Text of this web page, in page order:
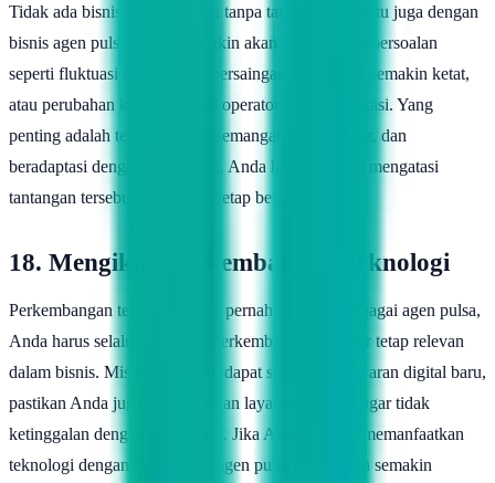
Tidak ada bisnis yang berjalan tanpa tantangan. Begitu juga dengan
bisnis agen pulsa. Anda mungkin akan menghadapi persoalan
seperti fluktuasi harga pulsa, persaingan pasar yang semakin ketat,
atau perubahan kebijakan dari operator telekomunikasi. Yang
penting adalah tetap menjaga semangat, terus belajar, dan
beradaptasi dengan perubahan. Anda harus mampu mengatasi
tantangan tersebut agar bisnis tetap berjalan lancar.
18. Mengikuti Perkembangan Teknologi
Perkembangan teknologi tidak pernah berhenti. Sebagai agen pulsa,
Anda harus selalu mengikuti perkembangan ini agar tetap relevan
dalam bisnis. Misalnya, jika terdapat sistem pembayaran digital baru,
pastikan Anda juga menyediakan layanan tersebut agar tidak
ketinggalan dengan kompetitor. Jika Anda mampu memanfaatkan
teknologi dengan baik, bisnis agen pulsa Anda akan semakin